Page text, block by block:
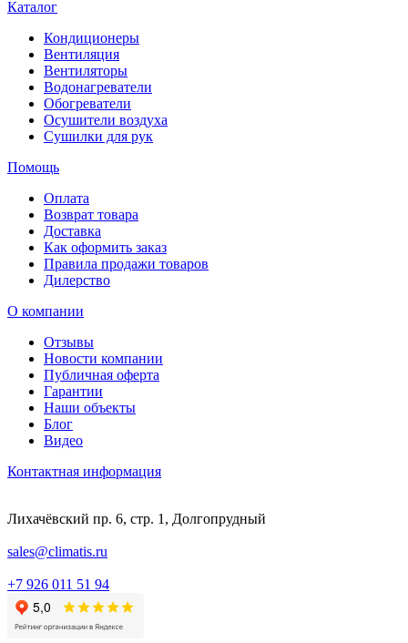
Каталог
Кондиционеры
Вентиляция
Вентиляторы
Водонагреватели
Обогреватели
Осушители воздуха
Сушилки для рук
Помощь
Оплата
Возврат товара
Доставка
Как оформить заказ
Правила продажи товаров
Дилерство
О компании
Отзывы
Новости компании
Публичная оферта
Гарантии
Наши объекты
Блог
Видео
Контактная информация
Лихачёвский пр. 6, стр. 1, Долгопрудный
sales@climatis.ru
+7 926 011 51 94